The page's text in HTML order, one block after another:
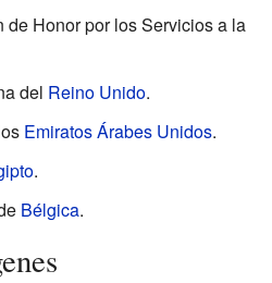
de Honor por los Servicios a la
del Reino Unido.
Emiratos Árabes Unidos.
.
Bélgica.